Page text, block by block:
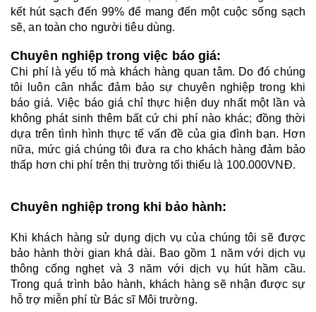
kết hút sạch đến 99% để mang đến một cuộc sống sạch
sẽ, an toàn cho người tiêu dùng.
Chuyên nghiệp trong việc báo giá:
Chi phí là yếu tố mà khách hàng quan tâm. Do đó chúng
tôi luôn cân nhắc đảm bảo sự chuyên nghiệp trong khi
báo giá. Việc báo giá chỉ thực hiện duy nhất một lần và
không phát sinh thêm bất cứ chi phí nào khác; đồng thời
dựa trên tình hình thực tế vấn đề của gia đình bạn. Hơn
nữa, mức giá chúng tôi đưa ra cho khách hàng đảm bảo
thấp hơn chi phí trên thị trường tối thiểu là 100.000VNĐ.
Chuyên nghiệp trong khi bảo hành:
Khi khách hàng sử dụng dịch vụ của chúng tôi sẽ được
bảo hành thời gian khá dài. Bao gồm 1 năm với dịch vụ
thông cống nghẹt và 3 năm với dịch vụ hút hầm cầu.
Trong quá trình bảo hành, khách hàng sẽ nhận được sự
hỗ trợ miễn phí từ Bác sĩ Môi trường.